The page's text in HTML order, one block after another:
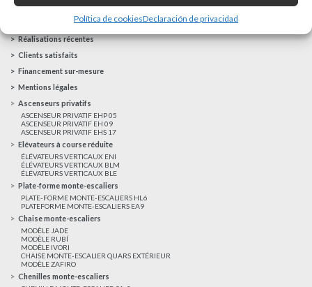
Política de cookiesDeclaración de privacidad
Réalisations récentes
Clients satisfaits
Financement sur-mesure
Mentions légales
Ascenseurs privatifs
ASCENSEUR PRIVATIF EHP 05
ASCENSEUR PRIVATIF EH 09
ASCENSEUR PRIVATIF EHS 17
Elévateurs à course réduite
ÉLÉVATEURS VERTICAUX ENI
ÉLÉVATEURS VERTICAUX BLM
ÉLÉVATEURS VERTICAUX BLE
Plate-forme monte-escaliers
PLATE-FORME MONTE-ESCALIERS HL6
PLATEFORME MONTE-ESCALIERS EA9
Chaise monte-escaliers
MODÈLE JADE
MODÈLE RUBÍ
MODÈLE IVORI
CHAISE MONTE-ESCALIER QUARS EXTÉRIEUR
MODÈLE ZAFIRO
Chenilles monte-escaliers